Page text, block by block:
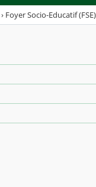
› Foyer Socio-Educatif (FSE)